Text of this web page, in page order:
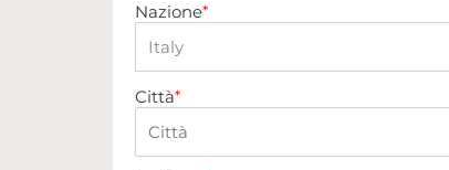
Nazione*
Città*